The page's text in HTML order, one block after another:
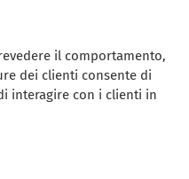
il comportamento,
dei clienti consente di
interagire con i clienti in